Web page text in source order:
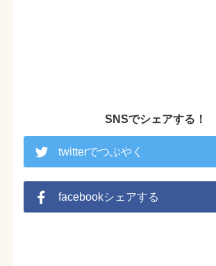
SNSでシェアする！
twitterでつぶやく
facebookシェアする